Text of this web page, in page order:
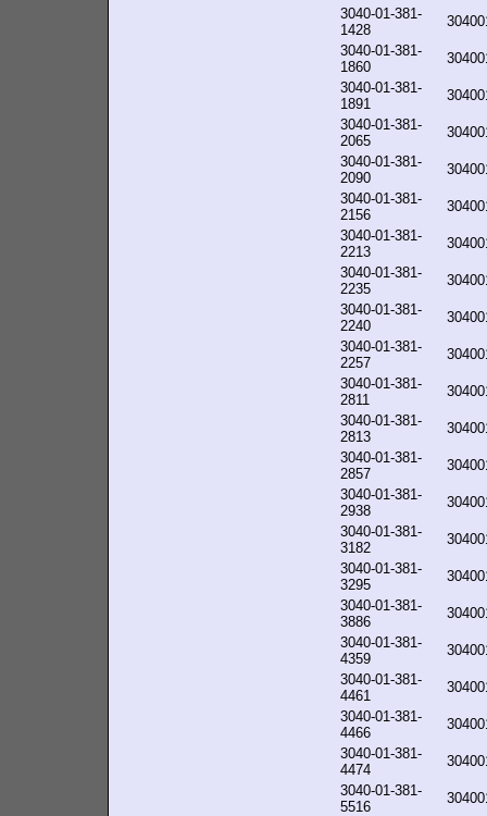
3040-01-381-
1428
3040-01-381-
1860
3040-01-381-
1891
3040-01-381-
2065
3040-01-381-
2090
3040-01-381-
2156
3040-01-381-
2213
3040-01-381-
2235
3040-01-381-
2240
3040-01-381-
2257
3040-01-381-
2811
3040-01-381-
2813
3040-01-381-
2857
3040-01-381-
2938
3040-01-381-
3182
3040-01-381-
3295
3040-01-381-
3886
3040-01-381-
4359
3040-01-381-
4461
3040-01-381-
4466
3040-01-381-
4474
3040-01-381-
5516